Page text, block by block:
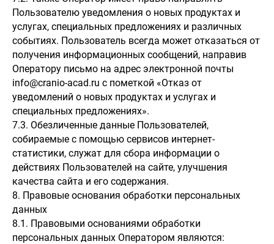
Пользователю уведомления о новых продуктах и
услугах, специальных предложениях и различных
событиях. Пользователь всегда может отказаться от
получения информационных сообщений, направив
Оператору письмо на адрес электронной почты
info@cranio-acad.ru с пометкой «Отказ от
уведомлений о новых продуктах и услугах и
специальных предложениях».
7.3. Обезличенные данные Пользователей,
собираемые с помощью сервисов интернет-
статистики, служат для сбора информации о
действиях Пользователей на сайте, улучшения
качества сайта и его содержания.
8. Правовые основания обработки персональных
данных
8.1. Правовыми основаниями обработки
персональных данных Оператором являются: